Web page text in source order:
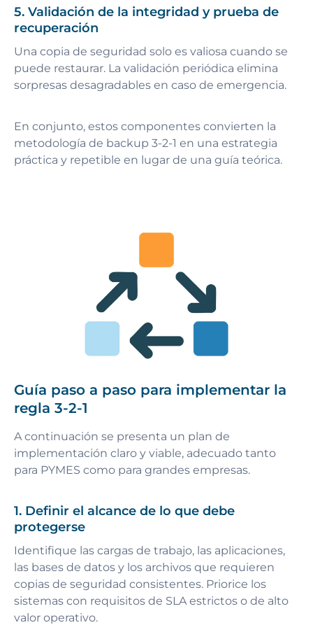
5. Validación de la integridad y prueba de
recuperación
Una copia de seguridad solo es valiosa cuando se
puede restaurar. La validación periódica elimina
sorpresas desagradables en caso de emergencia.
En conjunto, estos componentes convierten la
metodología de backup 3-2-1 en una estrategia
práctica y repetible en lugar de una guía teórica.
Guía paso a paso para implementar la
regla 3-2-1
A continuación se presenta un plan de
implementación claro y viable, adecuado tanto
para PYMES como para grandes empresas.
1. Definir el alcance de lo que debe
protegerse
Identifique las cargas de trabajo, las aplicaciones,
las bases de datos y los archivos que requieren
copias de seguridad consistentes. Priorice los
sistemas con requisitos de SLA estrictos o de alto
valor operativo.